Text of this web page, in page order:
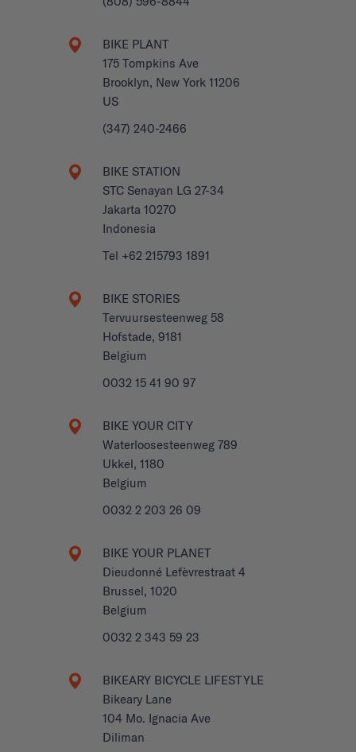
BIKE PLANT
175 Tompkins Ave
Brooklyn, New York 11206
US
(347) 240-2466
BIKE STATION
STC Senayan LG 27-34
Jakarta 10270
Indonesia
Tel +62 215793 1891
BIKE STORIES
Tervuursesteenweg 58
Hofstade, 9181
Belgium
0032 15 41 90 97
BIKE YOUR CITY
Waterloosesteenweg 789
Ukkel, 1180
Belgium
0032 2 203 26 09
BIKE YOUR PLANET
Dieudonné Lefèvrestraat 4
Brussel, 1020
Belgium
0032 2 343 59 23
BIKEARY BICYCLE LIFESTYLE
Bikeary Lane
104 Mo. Ignacia Ave
Diliman